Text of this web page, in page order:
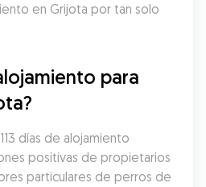
en Grijota por tan solo
para
días de alojamiento
positivas de propietarios
particulares de perros de